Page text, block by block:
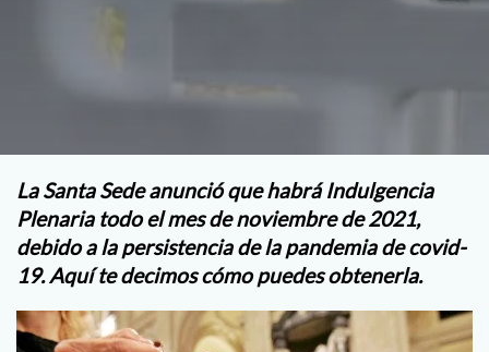
La Santa Sede anunció que habrá Indulgencia
Plenaria todo el mes de noviembre de 2021,
debido a la persistencia de la pandemia de covid-
19. Aquí te decimos cómo puedes obtenerla.